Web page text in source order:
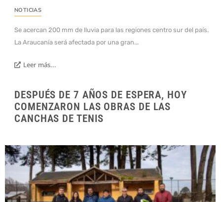
NOTICIAS
Se acercan 200 mm de lluvia para las regiones centro sur del país.
La Araucanía será afectada por una gran...
Leer más...
DESPUÉS DE 7 AÑOS DE ESPERA, HOY
COMENZARON LAS OBRAS DE LAS
CANCHAS DE TENIS